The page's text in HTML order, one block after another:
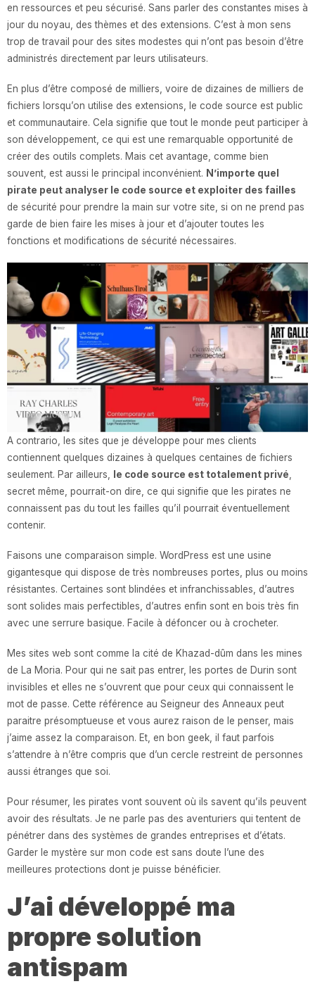
en ressources et peu sécurisé. Sans parler des constantes mises à
jour du noyau, des thèmes et des extensions. C’est à mon sens
trop de travail pour des sites modestes qui n’ont pas besoin d’être
administrés directement par leurs utilisateurs.
En plus d’être composé de milliers, voire de dizaines de milliers de
fichiers lorsqu’on utilise des extensions, le code source est public
et communautaire. Cela signifie que tout le monde peut participer à
son développement, ce qui est une remarquable opportunité de
créer des outils complets. Mais cet avantage, comme bien
souvent, est aussi le principal inconvénient. N’importe quel
pirate peut analyser le code source et exploiter des failles
de sécurité pour prendre la main sur votre site, si on ne prend pas
garde de bien faire les mises à jour et d’ajouter toutes les
fonctions et modifications de sécurité nécessaires.
A contrario, les sites que je développe pour mes clients
contiennent quelques dizaines à quelques centaines de fichiers
seulement. Par ailleurs,
le code source est totalement privé
secret même, pourrait-on dire, ce qui signifie que les pirates ne
connaissent pas du tout les failles qu’il pourrait éventuellement
contenir.
Faisons une comparaison simple. WordPress est une usine
gigantesque qui dispose de très nombreuses portes, plus ou moins
résistantes. Certaines sont blindées et infranchissables, d’autres
sont solides mais perfectibles, d’autres enfin sont en bois très fin
avec une serrure basique. Facile à défoncer ou à crocheter.
Mes sites web sont comme la cité de Khazad-dûm dans les mines
de La Moria. Pour qui ne sait pas entrer, les portes de Durin sont
invisibles et elles ne s’ouvrent que pour ceux qui connaissent le
mot de passe. Cette référence au Seigneur des Anneaux peut
paraitre présomptueuse et vous aurez raison de le penser, mais
j’aime assez la comparaison. Et, en bon geek, il faut parfois
s’attendre à n’être compris que d’un cercle restreint de personnes
aussi étranges que soi.
Pour résumer, les pirates vont souvent où ils savent qu’ils peuvent
avoir des résultats. Je ne parle pas des aventuriers qui tentent de
pénétrer dans des systèmes de grandes entreprises et d’états.
Garder le mystère sur mon code est sans doute l’une des
meilleures protections dont je puisse bénéficier.
J’ai développé ma
propre solution
antispam